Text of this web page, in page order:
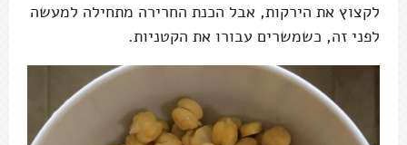
לקצוץ את הירקות, אבל הכנת החרירה מתחילה למעשה
לפני זה, כשמשרים עבורו את הקטניות.